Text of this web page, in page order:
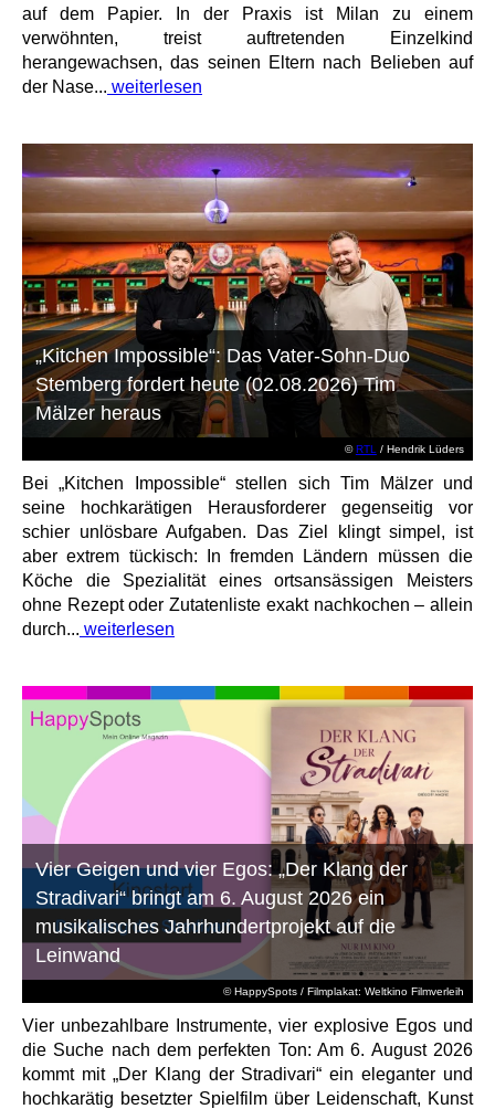
auf dem Papier. In der Praxis ist Milan zu einem
verwöhnten, treist auftretenden Einzelkind
herangewachsen, das seinen Eltern nach Belieben auf
der Nase... weiterlesen
©RTL / Hendrik Lüders
„Kitchen Impossible“: Das Vater-Sohn-Duo
Stemberg fordert heute (02.08.2026) Tim
Mälzer heraus
Bei „Kitchen Impossible“ stellen sich Tim Mälzer und
seine hochkarätigen Herausforderer gegenseitig vor
schier unlösbare Aufgaben. Das Ziel klingt simpel, ist
aber extrem tückisch: In fremden Ländern müssen die
Köche die Spezialität eines ortsansässigen Meisters
ohne Rezept oder Zutatenliste exakt nachkochen – allein
durch... weiterlesen
© HappySpots / Filmplakat: Weltkino Filmverleih
Vier Geigen und vier Egos: „Der Klang der
Stradivari“ bringt am 6. August 2026 ein
musikalisches Jahrhundertprojekt auf die
Leinwand
Vier unbezahlbare Instrumente, vier explosive Egos und
die Suche nach dem perfekten Ton: Am 6. August 2026
kommt mit „Der Klang der Stradivari“ ein eleganter und
hochkarätig besetzter Spielfilm über Leidenschaft, Kunst